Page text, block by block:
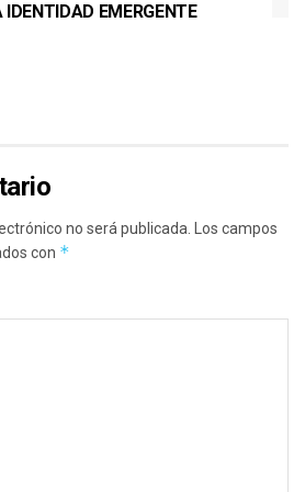
IDENTIDAD EMERGENTE
no será publicada.
Los campos
con *